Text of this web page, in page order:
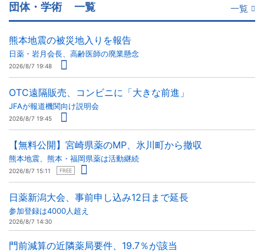
団体・学術 一覧 一覧
熊本地震の被災地入りを報告
日薬・岩月会長、高齢医師の廃業懸念
2026/8/7 19:48
OTC遠隔販売、コンビニに「大きな前進」
JFAが報道機関向け説明会
2026/8/7 19:45
【無料公開】宮崎県薬のMP、氷川町から撤収
熊本地震、熊本・福岡県薬は活動継続
2026/8/7 15:11 FREE
日薬新潟大会、事前申し込み12日まで延長
参加登録は4000人超え
2026/8/7 14:30
門前減算の近隣薬局要件、19.7％が該当